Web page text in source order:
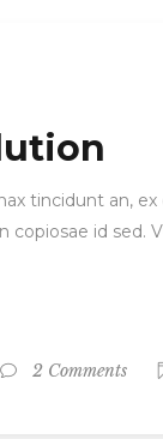
tincidunt an,
copiosae id
2 Comments